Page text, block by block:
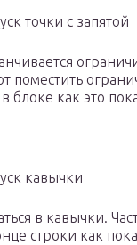
точки с запятой
поместить
блоке как это
кавычки
в кавычки.
строки как